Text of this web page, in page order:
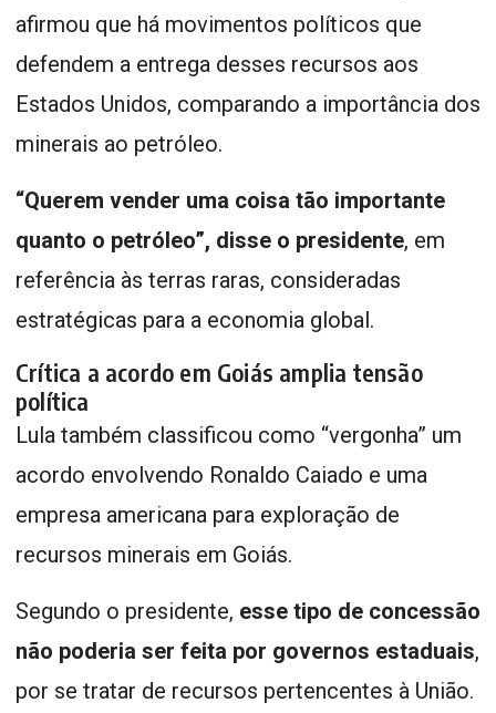
afirmou que há movimentos políticos que
defendem a entrega desses recursos aos
Estados Unidos, comparando a importância dos
minerais ao petróleo.
“Querem vender uma coisa tão importante
quanto o petróleo”, disse o presidente, em
referência às terras raras, consideradas
estratégicas para a economia global.
Crítica a acordo em Goiás amplia tensão
política
Lula também classificou como “vergonha” um
acordo envolvendo Ronaldo Caiado e uma
empresa americana para exploração de
recursos minerais em Goiás.
Segundo o presidente, esse tipo de concessão
não poderia ser feita por governos estaduais,
por se tratar de recursos pertencentes à União.